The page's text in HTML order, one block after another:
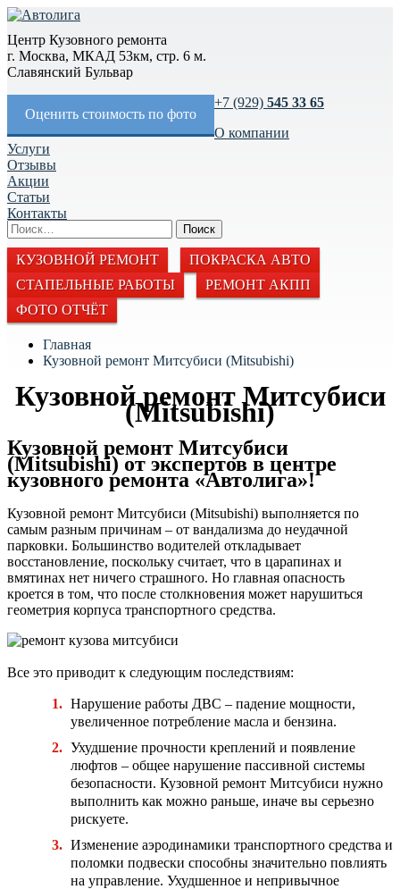
Центр Кузовного ремонта
г. Москва, МКАД 53км, стр. 6 м.
Славянский Бульвар
Оценить стоимость по фото
+7 (929) 545 33 65
О компании
Услуги
Отзывы
Акции
Статьи
Контакты
КУЗОВНОЙ РЕМОНТ
ПОКРАСКА АВТО
СТАПЕЛЬНЫЕ РАБОТЫ
РЕМОНТ АКПП
ФОТО ОТЧЁТ
Главная
Кузовной ремонт Митсубиси (Mitsubishi)
Кузовной ремонт Митсубиси
(Mitsubishi)
Кузовной ремонт Митсубиси
(Mitsubishi) от экспертов в центре
кузовного ремонта «Автолига»!
Кузовной ремонт Митсубиси (Mitsubishi) выполняется по
самым разным причинам – от вандализма до неудачной
парковки. Большинство водителей откладывает
восстановление, поскольку считает, что в царапинах и
вмятинах нет ничего страшного. Но главная опасность
кроется в том, что после столкновения может нарушиться
геометрия корпуса транспортного средства.
Все это приводит к следующим последствиям:
Нарушение работы ДВС – падение мощности,
увеличенное потребление масла и бензина.
Ухудшение прочности креплений и появление
люфтов – общее нарушение пассивной системы
безопасности. Кузовной ремонт Митсубиси нужно
выполнить как можно раньше, иначе вы серьезно
рискуете.
Изменение аэродинамики транспортного средства и
поломки подвески способны значительно повлиять
на управление. Ухудшенное и непривычное